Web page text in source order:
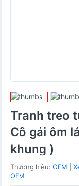
Tranh treo
Cô gái ôm
khung )
Thương hiệu: OEM
OEM